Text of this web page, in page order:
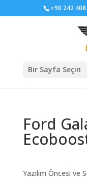
+90 242
Bir Sayfa Seçin
Ford
Yazılım Öncesi ve